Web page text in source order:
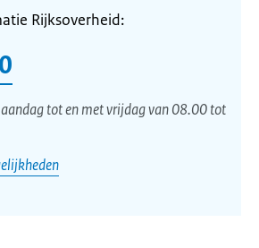
Rijksoverheid:
tot en met vrijdag van 08.00 tot